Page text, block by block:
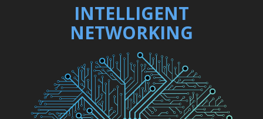
INTELLIGENT
NETWORKING